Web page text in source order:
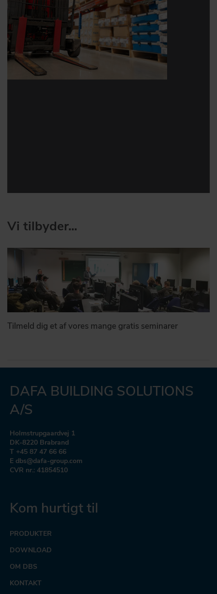
Vi tilbyder...
Tilmeld dig et af vores mange gratis seminarer
DAFA BUILDING SOLUTIONS
A/S
Holmstrupgaardvej 1
DK-8220 Brabrand
T +45 87 47 66 66
E dbs@dafa-group.com
CVR nr.: 41854510
Kom hurtigt til
PRODUKTER
DOWNLOAD
OM DBS
KONTAKT